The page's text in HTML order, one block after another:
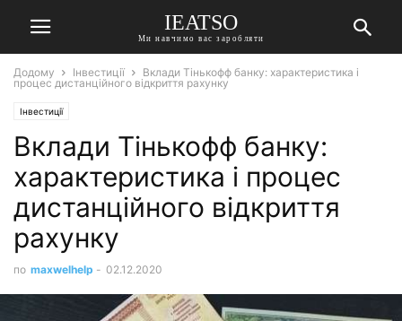
IEATSO
Ми навчимо вас заробляти
Додому Інвестиції
Вклади Тінькофф банку: характеристика і
процес дистанційного відкриття рахунку
Інвестиції
Вклади Тінькофф банку:
характеристика і процес
дистанційного відкриття
рахунку
по maxwelhelp - 02.12.2020